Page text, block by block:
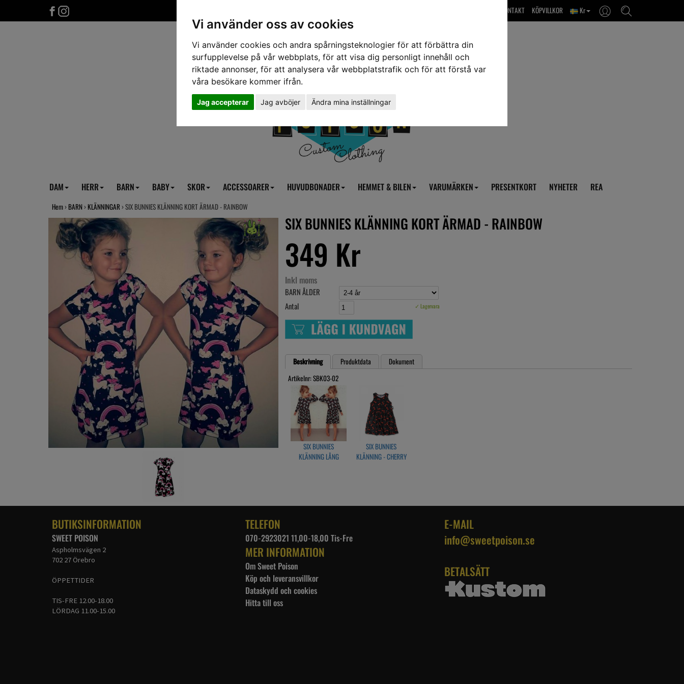
Vi använder oss av cookies
Vi använder cookies och andra spårningsteknologier för att förbättra din
surfupplevelse på vår webbplats, för att visa dig personligt innehåll och
riktade annonser, för att analysera vår webbplatstrafik och för att förstå var
våra besökare kommer ifrån.
Jag accepterar Jag avböjer Ändra mina inställningar
Kr
KÖPVILLKOR
OM OSS & KONTAKT
DAM HERR BARN BABY SKOR ACCESSOARER HUVUDBONADER HEMMET & BILEN VARUMÄRKEN PRESENTKORT NYHETER REA
Hem › BARN › KLÄNNINGAR › SIX BUNNIES KLÄNNING KORT ÄRMAD - RAINBOW
SIX BUNNIES KLÄNNING KORT ÄRMAD - RAINBOW
349 Kr
Inkl moms
BARN ÅLDER
Antal
✓ Lagervara
Beskrivning Produktdata
Dokument
Artikelnr: SBK03-02
SIX BUNNIES
KLÄNNING LÅNG
SIX BUNNIES
KLÄNNING - CHERRY
BUTIKSINFORMATION
SWEET POISON
Aspholmsvägen 2
702 27 Örebro
ÖPPETTIDER
TIS-FRE 12.00-18.00
LÖRDAG 11.00-15.00
TELEFON
070-2923021 11,00-18,00 Tis-Fre
MER INFORMATION
Om Sweet Poison
Köp och leveransvillkor
Dataskydd och cookies
Hitta till oss
E-MAIL
info@sweetpoison.se
BETALSÄTT